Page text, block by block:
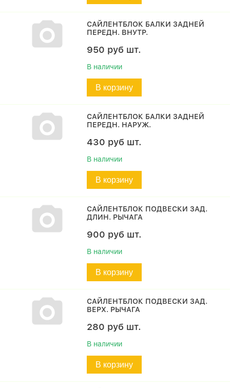
САЙЛЕНТБЛОК БАЛКИ ЗАДНЕЙ
ПЕРЕДН. ВНУТР.
950 руб шт.
В наличии
В корзину
САЙЛЕНТБЛОК БАЛКИ ЗАДНЕЙ
ПЕРЕДН. НАРУЖ.
430 руб шт.
В наличии
В корзину
САЙЛЕНТБЛОК ПОДВЕСКИ ЗАД.
ДЛИН. РЫЧАГА
900 руб шт.
В наличии
В корзину
САЙЛЕНТБЛОК ПОДВЕСКИ ЗАД.
ВЕРХ. РЫЧАГА
280 руб шт.
В наличии
В корзину